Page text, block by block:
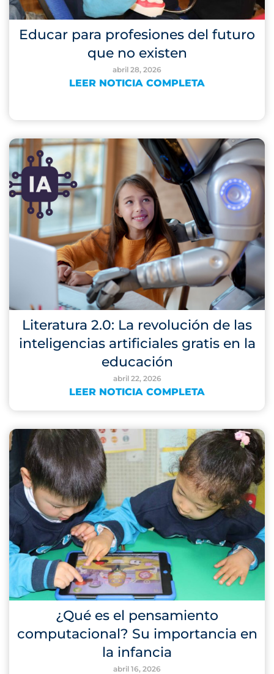
Educar para profesiones del futuro
que no existen
abril 28, 2026
LEER NOTICIA COMPLETA
Literatura 2.0: La revolución de las
inteligencias artificiales gratis en la
educación
abril 22, 2026
LEER NOTICIA COMPLETA
¿Qué es el pensamiento
computacional? Su importancia en
la infancia
abril 16, 2026